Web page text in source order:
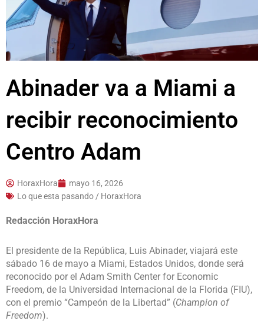
Abinader va a Miami a
recibir reconocimiento
Centro Adam
HoraxHora
mayo 16, 2026
Lo que esta pasando / HoraxHora
Redacción HoraxHora
El presidente de la República, Luis Abinader, viajará este
sábado 16 de mayo a Miami, Estados Unidos, donde será
reconocido por el Adam Smith Center for Economic
Freedom, de la Universidad Internacional de la Florida (FIU),
con el premio “Campeón de la Libertad” (Champion of
Freedom).